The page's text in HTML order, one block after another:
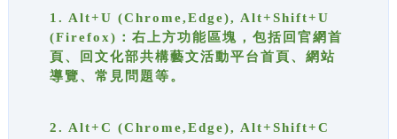
1. Alt+U (Chrome,Edge), Alt+Shift+U
(Firefox)：右上方功能區塊，包括回官網首
頁、回文化部共構藝文活動平台首頁、網站
導覽、常見問題等。
2. Alt+C (Chrome,Edge), Alt+Shift+C